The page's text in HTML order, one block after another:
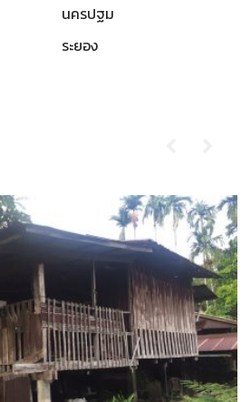
นครปฐม
ระยอง
รับซื้อบ้านไม้เก่า-ตราด